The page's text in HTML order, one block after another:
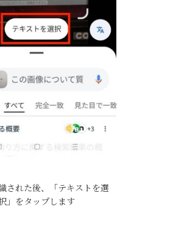
された後、「テキストを選
」をタップします